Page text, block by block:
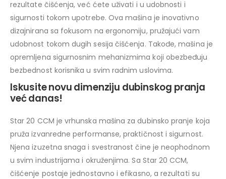
rezultate čišćenja, već ćete uživati i u udobnosti i
sigurnosti tokom upotrebe. Ova mašina je inovativno
dizajnirana sa fokusom na ergonomiju, pružajući vam
udobnost tokom dugih sesija čišćenja. Takođe, mašina je
opremljena sigurnosnim mehanizmima koji obezbeđuju
bezbednost korisnika u svim radnim uslovima.
Iskusite novu dimenziju dubinskog pranja
već danas!
Star 20 CCM je vrhunska mašina za dubinsko pranje koja
pruža izvanredne performanse, praktičnost i sigurnost.
Njena izuzetna snaga i svestranost čine je neophodnom
u svim industrijama i okruženjima. Sa Star 20 CCM,
čišćenje postaje jednostavno i efikasno, a rezultati su